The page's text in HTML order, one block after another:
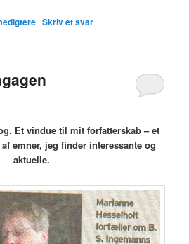
|Skriv et svar
Et vindue til mit forfatterskab – et
emner, jeg finder interessante og
aktuelle.